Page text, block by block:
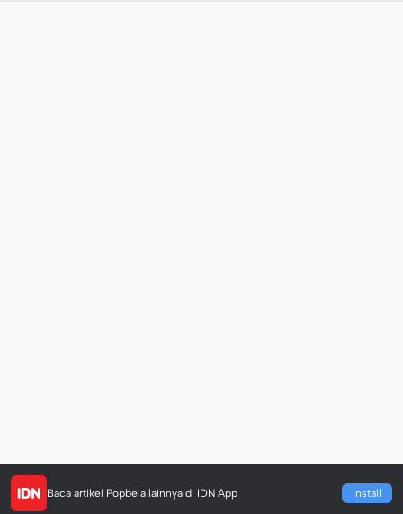
Baca artikel Popbela lainnya di IDN App Install